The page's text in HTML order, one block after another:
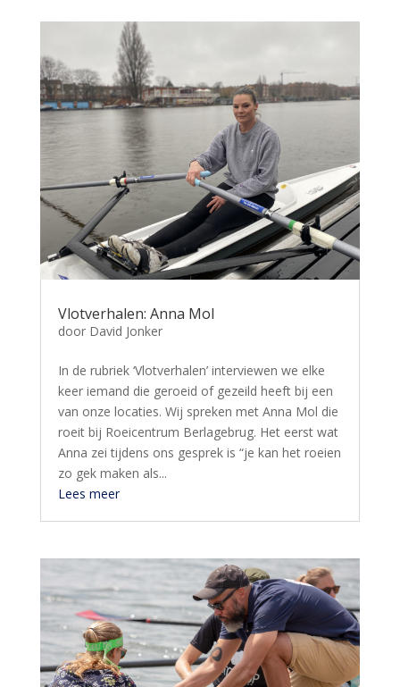
Vlotverhalen: Anna Mol
door David Jonker
In de rubriek ‘Vlotverhalen’ interviewen we elke
keer iemand die geroeid of gezeild heeft bij een
van onze locaties. Wij spreken met Anna Mol die
roeit bij Roeicentrum Berlagebrug. Het eerst wat
Anna zei tijdens ons gesprek is “je kan het roeien
zo gek maken als...
Lees meer